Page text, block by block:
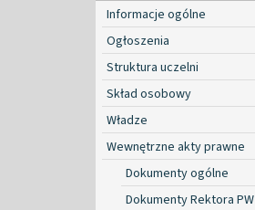
Informacje ogólne
Ogłoszenia
Struktura uczelni
Skład osobowy
Władze
Wewnętrzne akty prawne
Dokumenty ogólne
Dokumenty Rektora PW